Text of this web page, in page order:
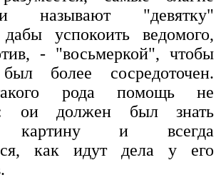
называют "девятку"
успокоить ведомого,
- "восьмеркой", чтобы
более сосредоточен.
рода помощь не
ои должен был знать
картину и всегда
как идут дела у его